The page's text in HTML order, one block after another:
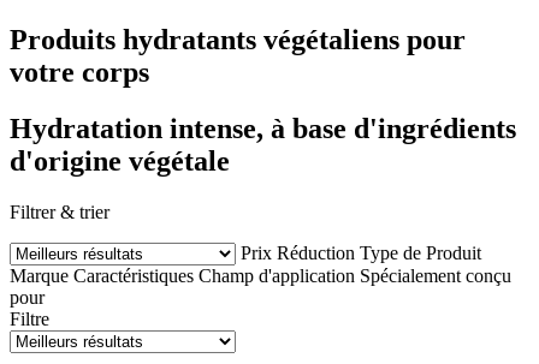
Produits hydratants végétaliens pour
votre corps
Hydratation intense, à base d'ingrédients
d'origine végétale
Filtrer & trier
Prix Réduction Type de Produit
Marque Caractéristiques Champ d'application Spécialement conçu
pour
Filtre